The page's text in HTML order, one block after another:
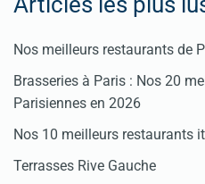
Nos meilleurs restaurants de
Brasseries à Paris : Nos 20
Parisiennes en 2026
Nos 10 meilleurs restaurants
Terrasses Rive Gauche